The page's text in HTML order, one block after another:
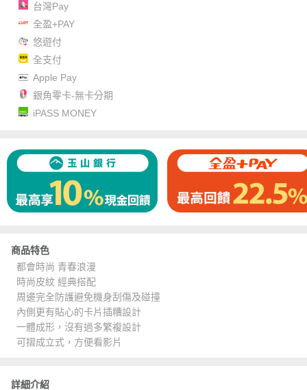
台灣Pay
全盈+PAY
悠遊付
全支付
Apple Pay
銀角零卡-無卡分期
iPASS MONEY
商品特色
都會時尚 青春浪漫
時尚皮紋 經典搭配
周邊完全防護避免機身刮傷及碰撞
內側更有貼心的卡片插糟設計
一體成形，沒有過多繁複設計
可摺成立式，方便看影片
詳細介紹